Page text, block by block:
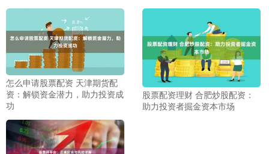
怎么申请股票配资 天津期货配
资：解锁资金潜力，助力投资成
功
股票配资理财 合肥炒股配资：
助力投资者掘金资本市场